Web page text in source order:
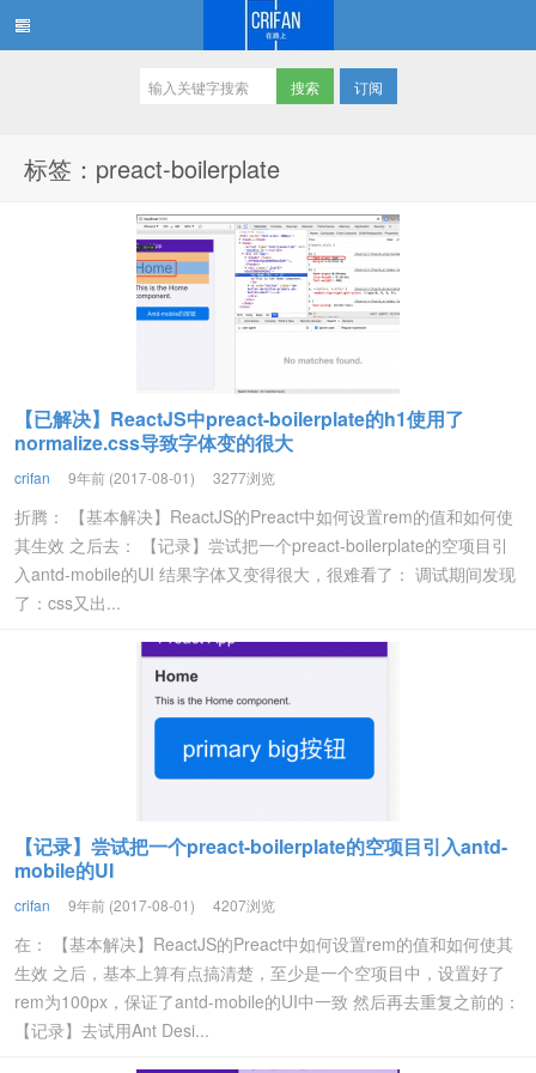
订阅
标签：preact-boilerplate
【已解决】ReactJS中preact-boilerplate的h1使用了
normalize.css导致字体变的很大
crifan 9年前 (2017-08-01) 3277浏览
折腾： 【基本解决】ReactJS的Preact中如何设置rem的值和如何使
其生效 之后去： 【记录】尝试把一个preact-boilerplate的空项目引
入antd-mobile的UI 结果字体又变得很大，很难看了： 调试期间发现
了：css又出...
【记录】尝试把一个preact-boilerplate的空项目引入antd-
mobile的UI
crifan 9年前 (2017-08-01) 4207浏览
在： 【基本解决】ReactJS的Preact中如何设置rem的值和如何使其
生效 之后，基本上算有点搞清楚，至少是一个空项目中，设置好了
rem为100px，保证了antd-mobile的UI中一致 然后再去重复之前的：
【记录】去试用Ant Desi...